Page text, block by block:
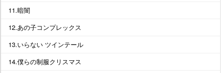
11.暗闇
12.あの子コンプレックス
13.いらない ツインテール
14.僕らの制服クリスマス